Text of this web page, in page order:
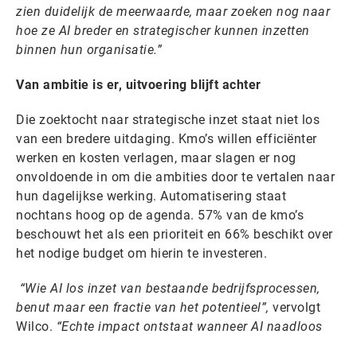
zien duidelijk de meerwaarde, maar zoeken nog naar
hoe ze AI breder en strategischer kunnen inzetten
binnen hun organisatie.”
Van ambitie is er, uitvoering blijft achter
Die zoektocht naar strategische inzet staat niet los
van een bredere uitdaging. Kmo’s willen efficiënter
werken en kosten verlagen, maar slagen er nog
onvoldoende in om die ambities door te vertalen naar
hun dagelijkse werking. Automatisering staat
nochtans hoog op de agenda. 57% van de kmo’s
beschouwt het als een prioriteit en 66% beschikt over
het nodige budget om hierin te investeren.
“Wie AI los inzet van bestaande bedrijfsprocessen,
benut maar een fractie van het potentieel”, vervolgt
Wilco. “Echte impact ontstaat wanneer AI naadloos